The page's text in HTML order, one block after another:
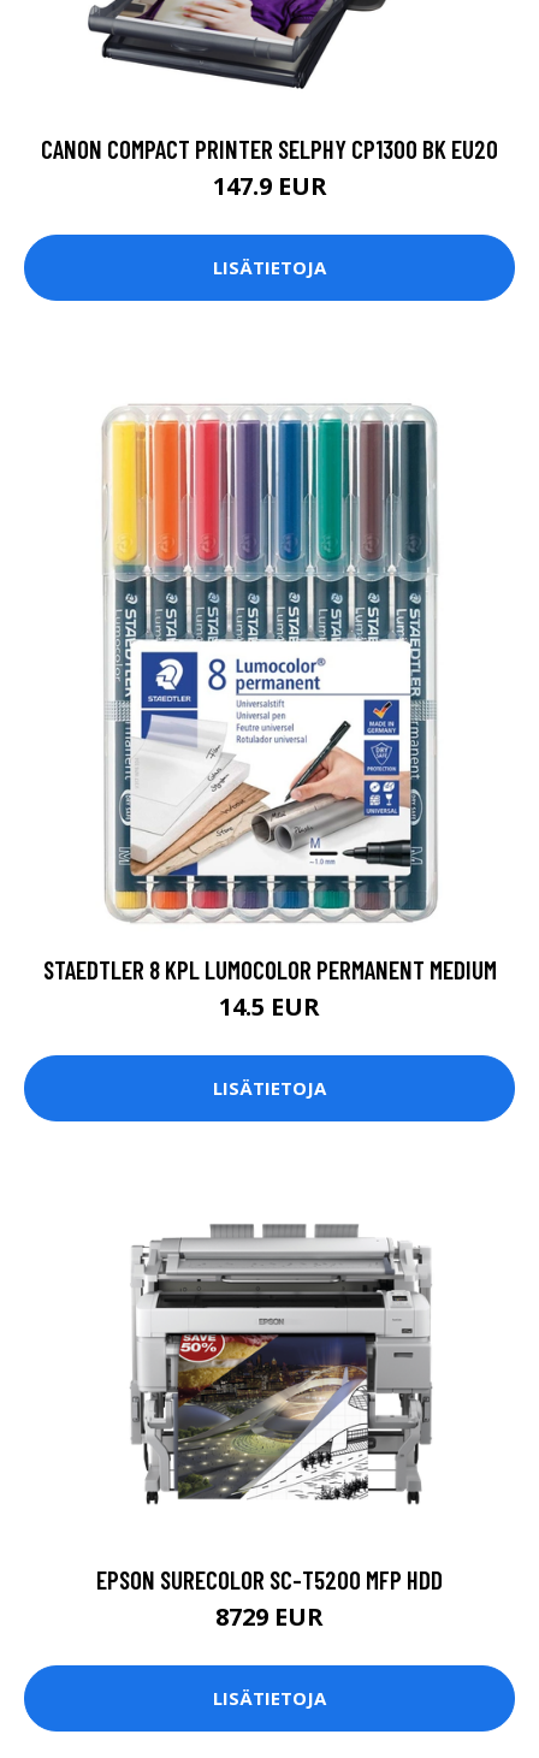
CANON COMPACT PRINTER SELPHY CP1300 BK EU20
147.9 EUR
LISÄTIETOJA
STAEDTLER 8 KPL LUMOCOLOR PERMANENT MEDIUM
14.5 EUR
LISÄTIETOJA
EPSON SURECOLOR SC-T5200 MFP HDD
8729 EUR
LISÄTIETOJA